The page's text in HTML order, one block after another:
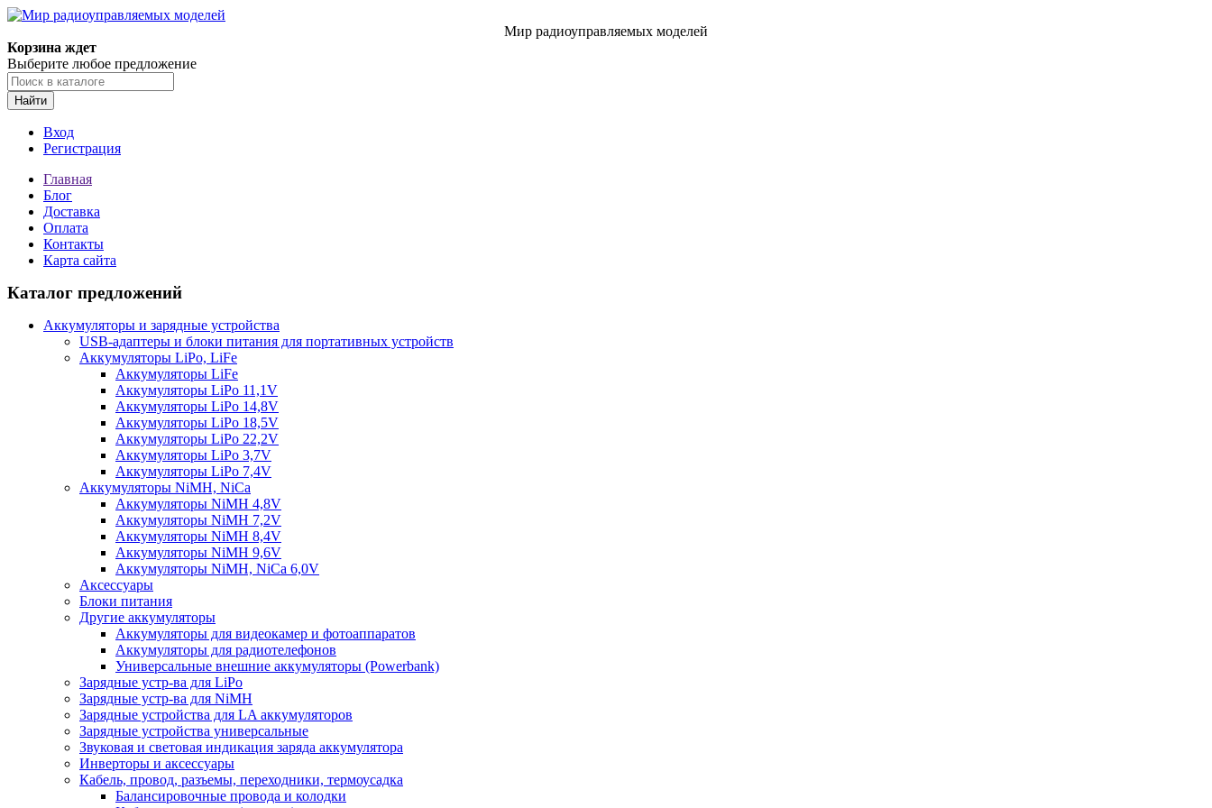
Мир радиоуправляемых моделей
Корзина ждет
Выберите любое предложение
Найти
Вход
Регистрация
Главная
Блог
Доставка
Оплата
Контакты
Карта сайта
Каталог предложений
Аккумуляторы и зарядные устройства
USB-адаптеры и блоки питания для портативных устройств
Аккумуляторы LiPo, LiFe
Аккумуляторы LiFe
Аккумуляторы LiPo 11,1V
Аккумуляторы LiPo 14,8V
Аккумуляторы LiPo 18,5V
Аккумуляторы LiPo 22,2V
Аккумуляторы LiPo 3,7V
Аккумуляторы LiPo 7,4V
Аккумуляторы NiMH, NiCa
Аккумуляторы NiMH 4,8V
Аккумуляторы NiMH 7,2V
Аккумуляторы NiMH 8,4V
Аккумуляторы NiMH 9,6V
Аккумуляторы NiMH, NiCa 6,0V
Аксессуары
Блоки питания
Другие аккумуляторы
Аккумуляторы для видеокамер и фотоаппаратов
Аккумуляторы для радиотелефонов
Универсальные внешние аккумуляторы (Powerbank)
Зарядные устр-ва для LiPo
Зарядные устр-ва для NiMH
Зарядные устройства для LA аккумуляторов
Зарядные устройства универсальные
Звуковая и световая индикация заряда аккумулятора
Инверторы и аксессуары
Кабель, провод, разъемы, переходники, термоусадка
Балансировочные провода и колодки